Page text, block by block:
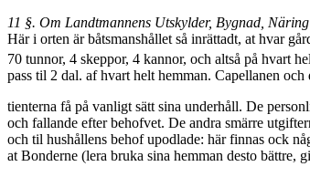
11 §. Om Landtmannens Utskylder, Bygnad,
Här i orten är båtsmanshållet så inrättadt, at hvar
70 tunnor, 4 skeppor, 4 kannor, och altså på hvart
pass til 2 dal. af hvart helt hemman. Capellanen
tienterna få på vanligt sätt sina underhåll. De
och fallande efter behofvet. De andra smärre
och til hushållens behof upodlade: här finnas ock
at Bonderne (lera bruka sina hemman desto bättre,